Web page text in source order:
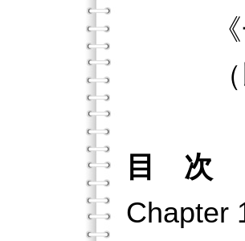
《一
（以
目 次
Chapter